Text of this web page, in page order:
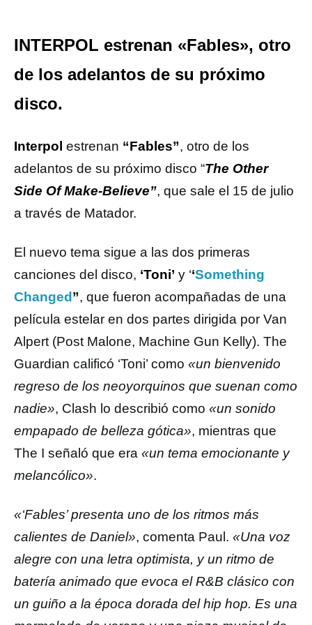
INTERPOL estrenan «Fables», otro
de los adelantos de su próximo
disco.
Interpol estrenan “Fables”, otro de los
adelantos de su próximo disco “The Other
Side Of Make-Believe”, que sale el 15 de julio
a través de Matador.
El nuevo tema sigue a las dos primeras
canciones del disco, ‘Toni’ y ‘‘Something
Changed ”, que fueron acompañadas de una
película estelar en dos partes dirigida por Van
Alpert (Post Malone, Machine Gun Kelly). The
Guardian calificó ‘Toni’ como «un bienvenido
regreso de los neoyorquinos que suenan como
nadie», Clash lo describió como «un sonido
empapado de belleza gótica», mientras que
The I señaló que era «un tema emocionante y
melancólico».
«‘Fables’ presenta uno de los ritmos más
calientes de Daniel», comenta Paul. «Una voz
alegre con una letra optimista, y un ritmo de
batería animado que evoca el R&B clásico con
un guiño a la época dorada del hip hop. Es una